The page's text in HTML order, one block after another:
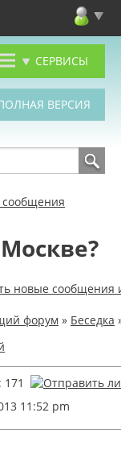
СЕРВИСЫ
форум » Беседка
11:52 pm